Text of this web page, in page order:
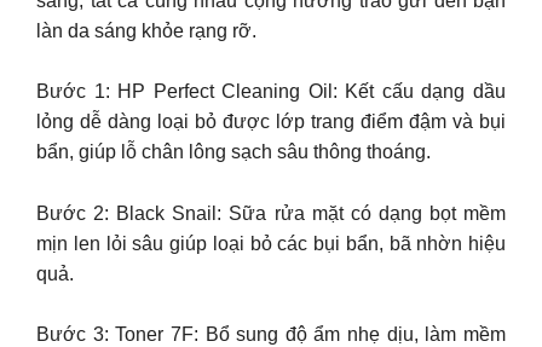
làn da sáng khỏe rạng rỡ.
Bước 1: HP Perfect Cleaning Oil: Kết cấu dạng dầu
lỏng dễ dàng loại bỏ được lớp trang điểm đậm và bụi
bẩn, giúp lỗ chân lông sạch sâu thông thoáng.
Bước 2: Black Snail: Sữa rửa mặt có dạng bọt mềm
mịn len lỏi sâu giúp loại bỏ các bụi bẩn, bã nhờn hiệu
quả.
Bước 3: Toner 7F: Bổ sung độ ẩm nhẹ dịu, làm mềm